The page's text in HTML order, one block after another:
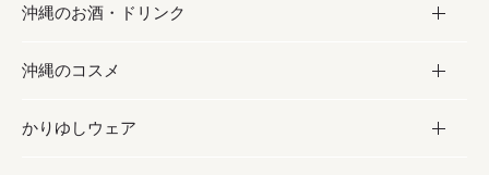
海産物
沖縄料理
沖縄そば／乾麺
レトルト食品
砂糖／黒砂糖
塩
お酢／ドレッシング
お菓子
黒糖
ちんすこう
沖縄のお酒・ドリンク
お酒・ドリンク
泡盛
沖縄のコスメ
コスメ
かりゆしウェア